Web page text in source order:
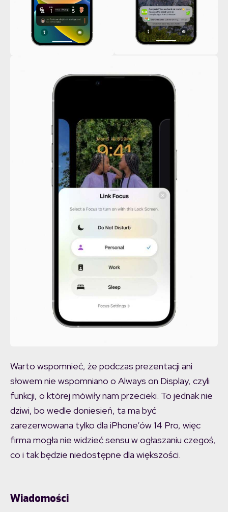
Warto wspomnieć, że podczas prezentacji ani
słowem nie wspomniano o Always on Display, czyli
funkcji, o której mówiły nam przecieki. To jednak nie
dziwi, bo wedle doniesień, ta ma być
zarezerwowana tylko dla iPhone’ów 14 Pro, więc
firma mogła nie widzieć sensu w ogłaszaniu czegoś,
co i tak będzie niedostępne dla większości.
Wiadomości